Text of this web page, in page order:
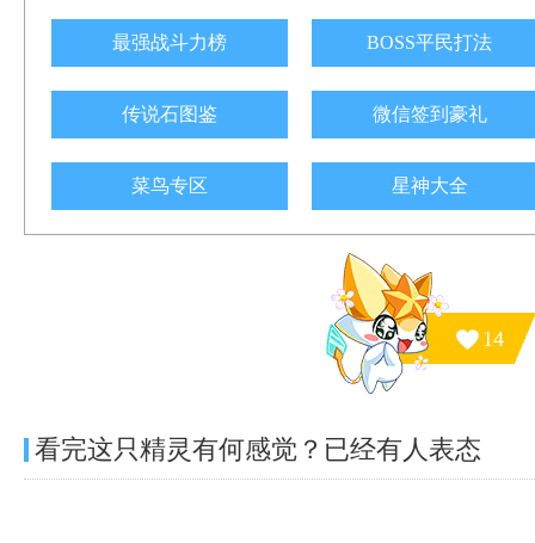
最强战斗力榜 BOSS平民打法
传说石图鉴 微信签到豪礼
菜鸟专区 星神大全
14
看完这只精灵有何感觉？已经有人表态